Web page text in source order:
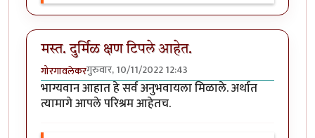
मस्त. दुर्मिळ क्षण टिपले आहेत.
गोरगावलेकरगुरुवार, 10/11/2022 12:43
भाग्यवान आहात हे सर्व अनुभवायला मिळाले. अर्थात
त्यामागे आपले परिश्रम आहेतच.